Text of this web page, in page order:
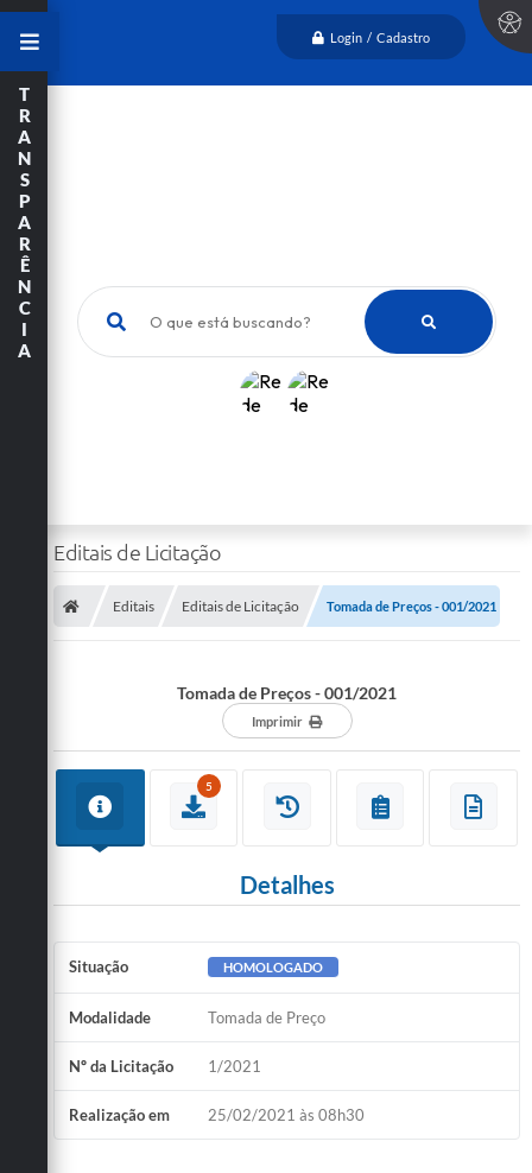
Login / Cadastro
O que está buscando?
T
R
A
N
S
P
A
R
Ê
N
C
I
A
Editais de Licitação
Editais Editais de Licitação Tomada de Preços - 001/2021
Tomada de Preços - 001/2021
Imprimir
5
Detalhes
Situação HOMOLOGADO
Modalidade Tomada de Preço
Nº da Licitação 1/2021
Realização em 25/02/2021 às 08h30